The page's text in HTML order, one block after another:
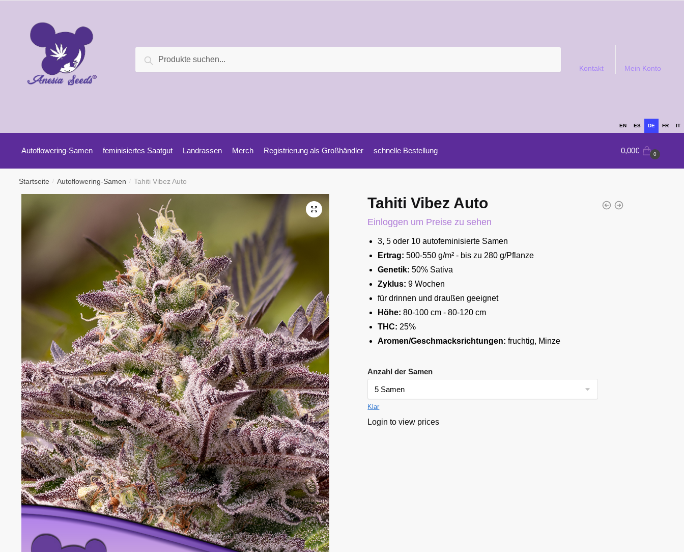
Suche
Kontakt Mein Konto
EN ES DE FR IT
Autoflowering-Samen feminisiertes Saatgut Landrassen Merch Registrierung als Großhändler schnelle Bestellung 0,00€ 0
Startseite / Autoflowering-Samen / Tahiti Vibez Auto
Tahiti Vibez Auto
Einloggen um Preise zu sehen
3, 5 oder 10 autofeminisierte Samen
Ertrag: 500-550 g/m² - bis zu 280 g/Pflanze
Genetik: 50% Sativa
Zyklus: 9 Wochen
für drinnen und draußen geeignet
Höhe: 80-100 cm - 80-120 cm
THC: 25%
Aromen/Geschmacksrichtungen: fruchtig, Minze
Anzahl der Samen
Klar
Login to view prices